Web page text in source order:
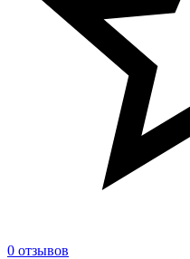
0 отзывов